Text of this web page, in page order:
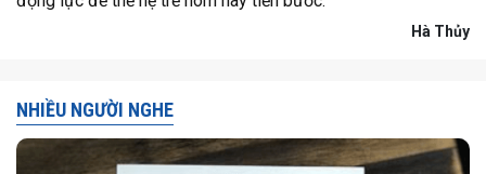
Hà Thủy
NHIỀU NGƯỜI NGHE